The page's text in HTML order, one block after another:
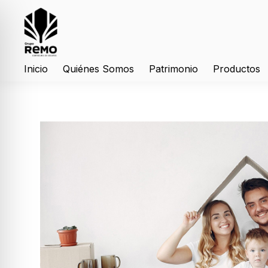
Inicio Quiénes Somos Patrimonio Productos